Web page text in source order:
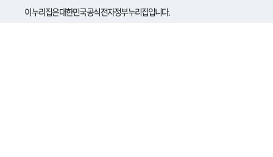
이 누리집은 대한민국 공식 전자정부 누리집입니다.